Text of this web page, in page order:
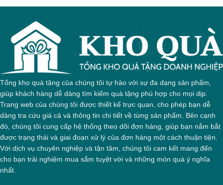
Tổng kho quà tặng của chúng tôi tự hào với sự đa dạng sản phẩm,
giúp khách hàng dễ dàng tìm kiếm quà tặng phù hợp cho mọi dịp.
Trang web của chúng tôi được thiết kế trực quan, cho phép bạn dễ
dàng tra cứu giá cả và thông tin chi tiết về từng sản phẩm. Bên cạnh
đó, chúng tôi cung cấp hệ thống theo dõi đơn hàng, giúp bạn nắm bắt
được trạng thái và giai đoạn xử lý của đơn hàng một cách thuận tiện.
Với dịch vụ chuyên nghiệp và tận tâm, chúng tôi cam kết mang đến
cho bạn trải nghiệm mua sắm tuyệt vời và những món quà ý nghĩa
nhất.